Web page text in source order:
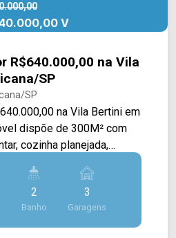
V
R$640.000,00 na Vila
SP
SP
na Vila Bertini em
cozinha planejada,
churrasqueira e área de
> 03 vagas de
diversos comércios em
2
Banho
3
Garagens